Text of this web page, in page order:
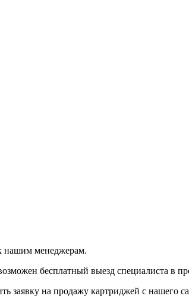
нашим менеджерам.
бесплатный выезд специалиста в
на продажу картриджей с нашего